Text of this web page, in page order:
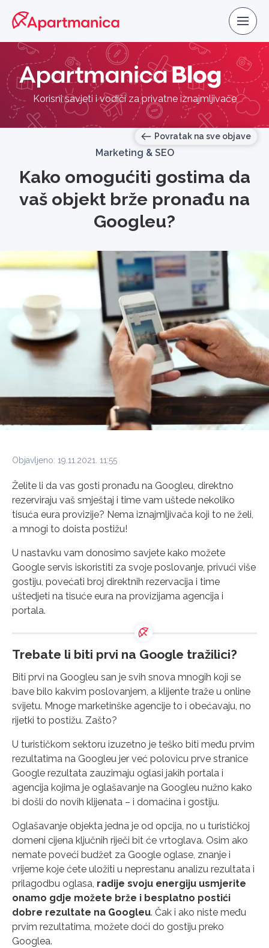
Korisni savjeti i vodiči za privatne iznajmljivače
Povratak na sve objave
Marketing & SEO
Kako omogućiti gostima da
vaš objekt brže pronađu na
Googleu?
Objavljeno: 19.11.2021. 11:55
Želite li da vas gosti pronađu na Googleu, direktno
rezerviraju vaš smještaj i time vam uštede nekoliko
tisuća eura provizije? Nema iznajmljivača koji to ne želi,
a mnogi to doista postižu!
U nastavku vam donosimo savjete kako možete
Google servis iskoristiti za svoje poslovanje, privući više
gostiju, povećati broj direktnih rezervacija i time
uštedjeti na tisuće eura na provizijama agencija i
portala.
Trebate li biti prvi na Google tražilici?
Biti prvi na Googleu san je svih snova mnogih koji se
bave bilo kakvim poslovanjem, a klijente traže u online
svijetu. Mnoge marketinške agencije to i obećavaju, no
rijetki to postižu. Zašto?
U turističkom sektoru izuzetno je teško biti među prvim
rezultatima na Googleu jer već polovicu prve stranice
Google rezultata zauzimaju oglasi jakih portala i
agencija kojima je oglašavanje na Googleu nužno kako
bi došli do novih klijenata – i domaćina i gostiju.
Oglašavanje objekta jedna je od opcija, no u turističkoj
domeni cijena ključnih riječi bit će vrtoglava. Osim ako
nemate poveći budžet za Google oglase, znanje i
vrijeme koje ćete uložiti u neprestanu analizu rezultata i
prilagodbu oglasa, radije svoju energiju usmjerite
onamo gdje možete brže i besplatno postići
dobre rezultate na Googleu. Čak i ako niste među
prvim rezultatima, možete doći do gostiju preko
Googlea.